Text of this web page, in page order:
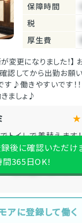
保障時間
税
厚生費
変更になりました！】
確認してから出勤お願
す♪働きやすいです！
ましょ♪
トイレで着替えます
くれて悪い感じでは
プッシュも言われなく
更衣室がないので
後に確認いただけ
間365日OK!
アに登録して働く